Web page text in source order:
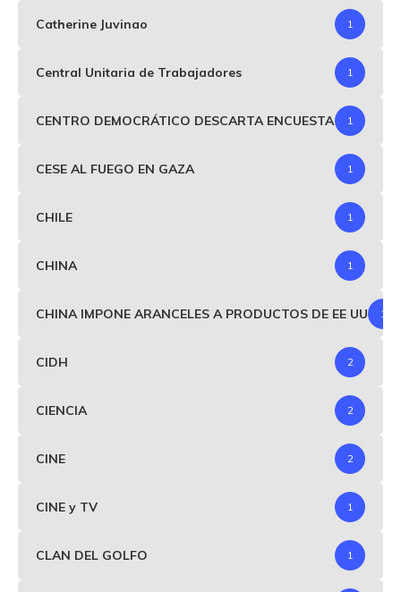
Catherine Juvinao 1
Central Unitaria de Trabajadores 1
CENTRO DEMOCRÁTICO DESCARTA ENCUESTA 1
CESE AL FUEGO EN GAZA 1
CHILE 1
CHINA 1
CHINA IMPONE ARANCELES A PRODUCTOS DE EE UU 1
CIDH 2
CIENCIA 2
CINE 2
CINE y TV 1
CLAN DEL GOLFO 1